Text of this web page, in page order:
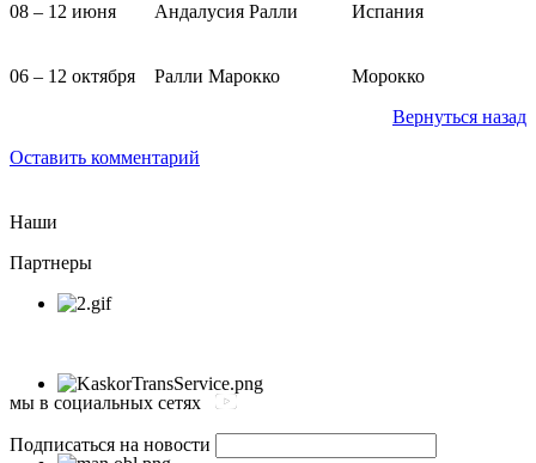
08 – 12 июня Андалусия Ралли Испания
06 – 12 октября Ралли Марокко
Морокко
Вернуться назад
Оставить комментарий
Наши
Партнеры
мы в социальных сетях
Подписаться на новости